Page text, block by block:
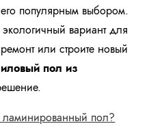
популярным выбором.
вариант для
или строите новый
пол из
ламинированный пол?